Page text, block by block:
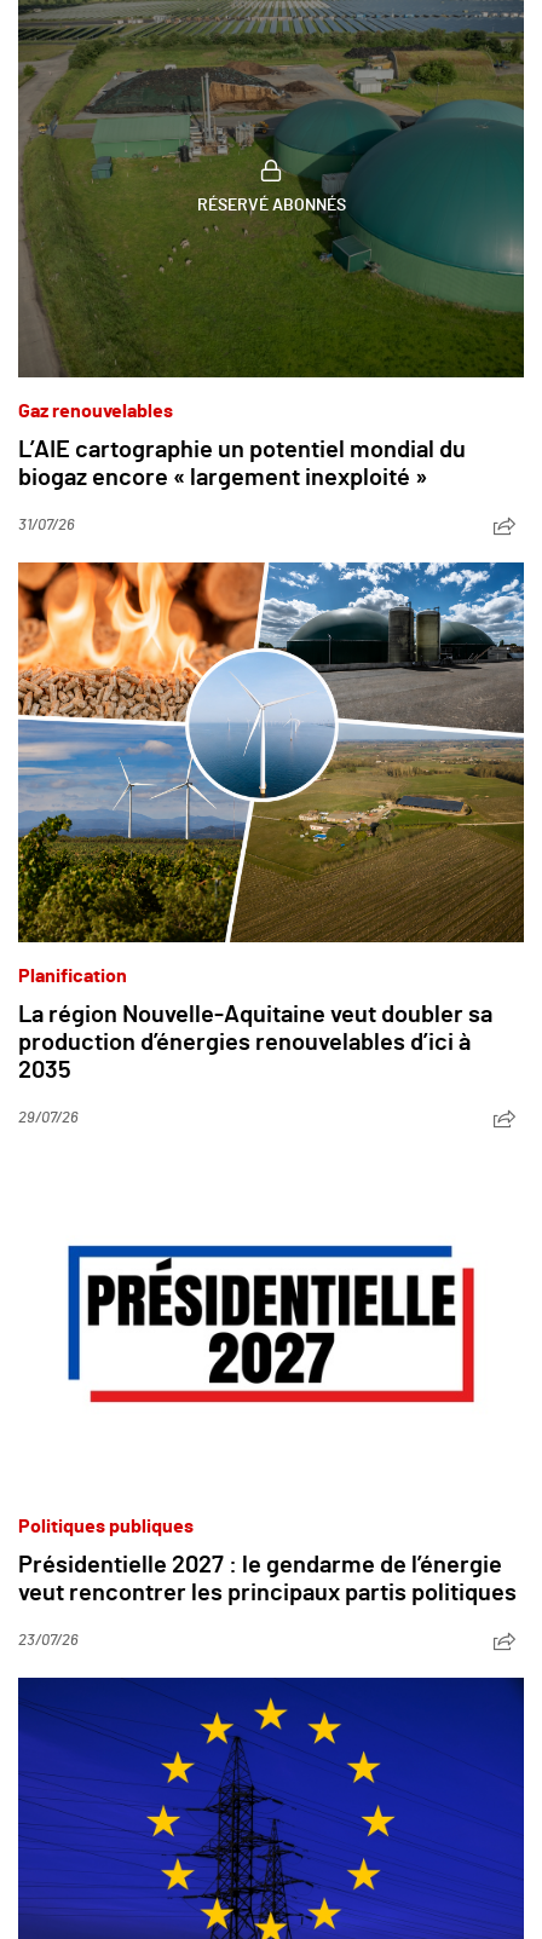
RÉSERVÉ ABONNÉS
Gaz renouvelables
L’AIE cartographie un potentiel mondial du
biogaz encore « largement inexploité »
31/07/26
Planification
La région Nouvelle-Aquitaine veut doubler sa
production d’énergies renouvelables d’ici à
2035
29/07/26
Politiques publiques
Présidentielle 2027 : le gendarme de l’énergie
veut rencontrer les principaux partis politiques
23/07/26